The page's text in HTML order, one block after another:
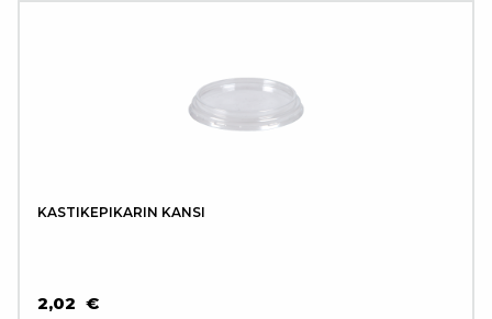
KASTIKEPIKARIN KANSI
2,02 €